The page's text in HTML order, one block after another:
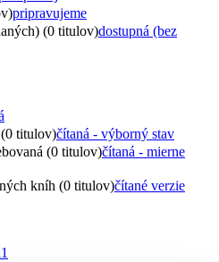
pripravujeme
(0 titulov)dostupná (bez
titulov)čítaná - výborný stav
(0 titulov)čítaná - mierne
kníh (0 titulov)čítané verzie
1